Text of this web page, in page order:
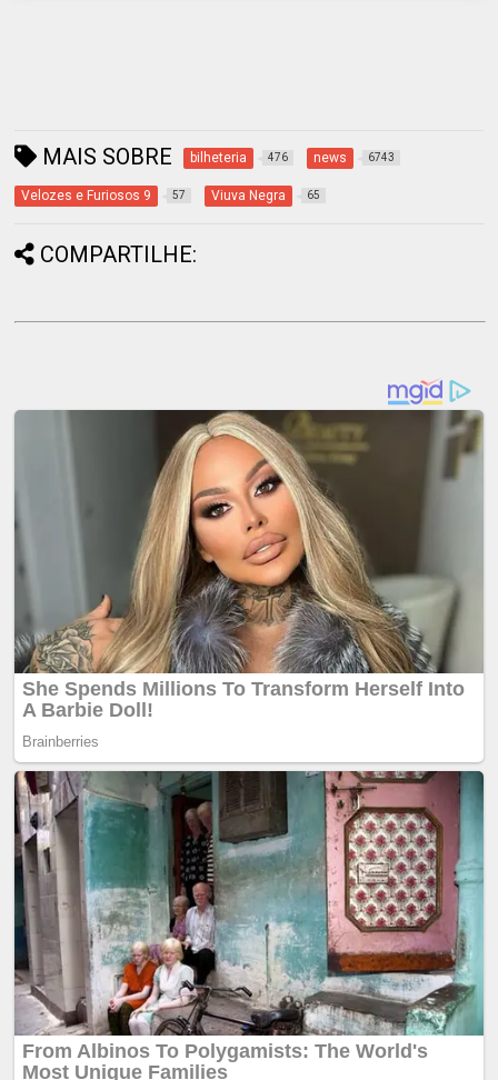
MAIS SOBRE bilheteria 476 news 6743
Velozes e Furiosos 9 57 Viuva Negra 65
COMPARTILHE: